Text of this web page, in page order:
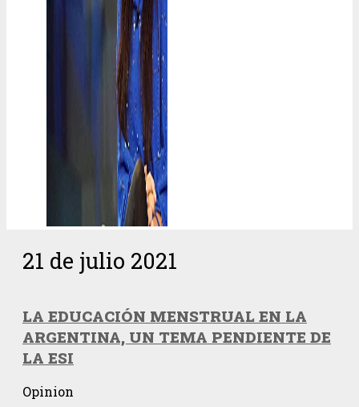
21 de julio 2021
LA EDUCACIÓN MENSTRUAL EN LA
ARGENTINA, UN TEMA PENDIENTE DE
LA ESI
Opinion